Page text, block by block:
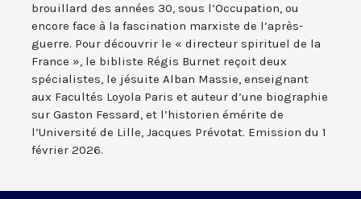
brouillard des années 30, sous l’Occupation, ou
encore face à la fascination marxiste de l’après-
guerre. Pour découvrir le « directeur spirituel de la
France », le bibliste Régis Burnet reçoit deux
spécialistes, le jésuite Alban Massie, enseignant
aux Facultés Loyola Paris et auteur d’une biographie
sur Gaston Fessard, et l’historien émérite de
l’Université de Lille, Jacques Prévotat. Emission du 1
février 2026.